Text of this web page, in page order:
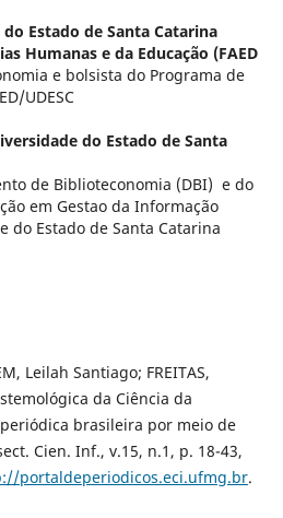
Estado de Santa Catarina
Humanas e da Educação (FAED
e bolsista do Programa de
UDESC
do Estado de Santa
de Biblioteconomia (DBI) e do
em Gestao da Informação
do Estado de Santa Catarina
Leilah Santiago; FREITAS,
da Ciência da
brasileira por meio de
Cien. Inf., v.15, n.1, p. 18-43,
portaldeperiodicos.eci.ufmg.br.